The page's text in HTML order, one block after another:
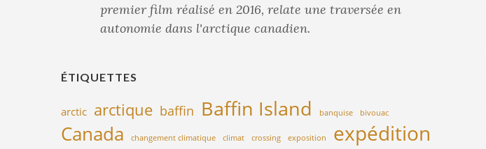
premier film réalisé en 2016, relate une traversée en
autonomie dans l'arctique canadien.
ÉTIQUETTES
arctic arctique baffin Baffin Island banquise bivouac
Canada changement climatique climat crossing exposition expédition